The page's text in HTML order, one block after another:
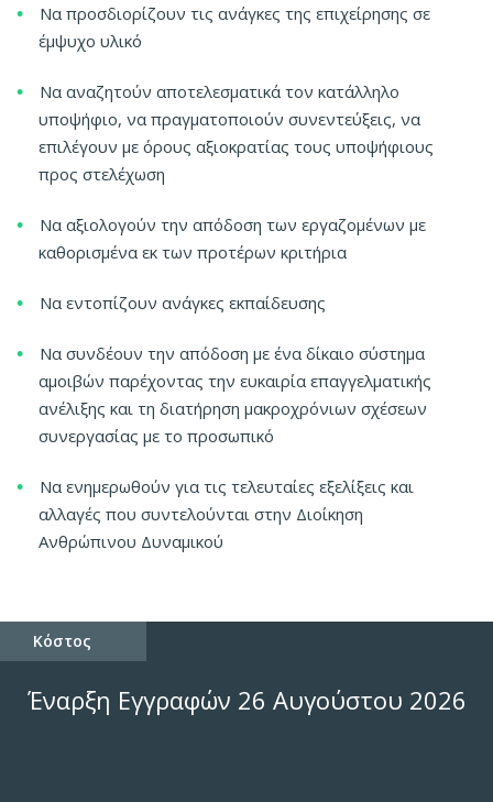
Να προσδιορίζουν τις ανάγκες της επιχείρησης σε
έμψυχο υλικό
Να αναζητούν αποτελεσματικά τον κατάλληλο
υποψήφιο, να πραγματοποιούν συνεντεύξεις, να
επιλέγουν με όρους αξιοκρατίας τους υποψήφιους
προς στελέχωση
Να αξιολογούν την απόδοση των εργαζομένων με
καθορισμένα εκ των προτέρων κριτήρια
Να εντοπίζουν ανάγκες εκπαίδευσης
Να συνδέουν την απόδοση με ένα δίκαιο σύστημα
αμοιβών παρέχοντας την ευκαιρία επαγγελματικής
ανέλιξης και τη διατήρηση μακροχρόνιων σχέσεων
συνεργασίας με το προσωπικό
Να ενημερωθούν για τις τελευταίες εξελίξεις και
αλλαγές που συντελούνται στην Διοίκηση
Ανθρώπινου Δυναμικού
Κόστος
Έναρξη Εγγραφών 26 Αυγούστου 2026